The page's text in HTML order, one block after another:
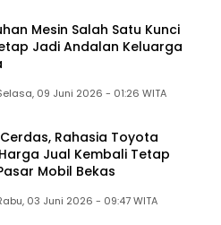
Mesin Salah Satu Kunci
Jadi Andalan Keluarga
Selasa, 09 Juni 2026 - 01:26 WITA
Rahasia Toyota
Jual Kembali Tetap
Mobil Bekas
Rabu, 03 Juni 2026 - 09:47 WITA